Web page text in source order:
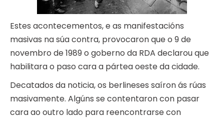
Estes acontecementos, e as manifestacións
masivas na súa contra, provocaron que o 9 de
novembro de 1989 o goberno da RDA declarou que
habilitara o paso cara a pártea oeste da cidade.
Decatados da noticia, os berlineses saíron ás rúas
masivamente. Algúns se contentaron con pasar
cara ao outro lado para reencontrarse con